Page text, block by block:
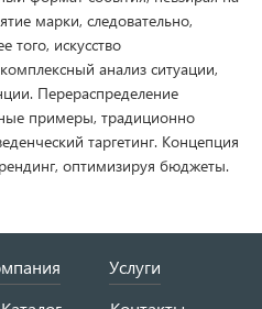
марки, следовательно,
того, искусство
анализ ситуации,
Перераспределение
примеры, традиционно
таргетинг. Концепция
оптимизируя бюджеты.
Услуги